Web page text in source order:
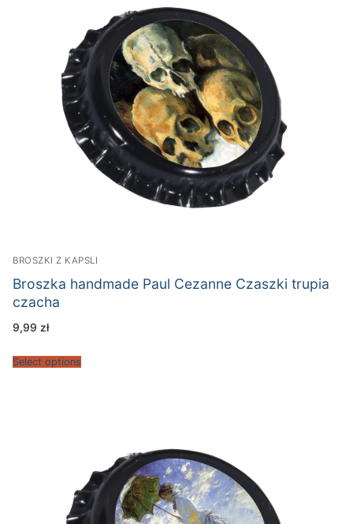
BROSZKI Z KAPSLI
Broszka handmade Paul Cezanne Czaszki trupia
czacha
9,99 zł
Select options